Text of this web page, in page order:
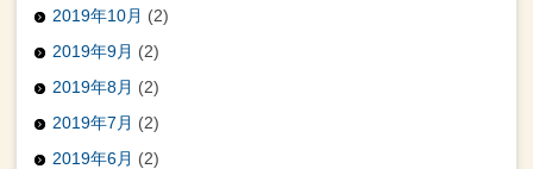
2019年10月 (2)
2019年9月 (2)
2019年8月 (2)
2019年7月 (2)
2019年6月 (2)